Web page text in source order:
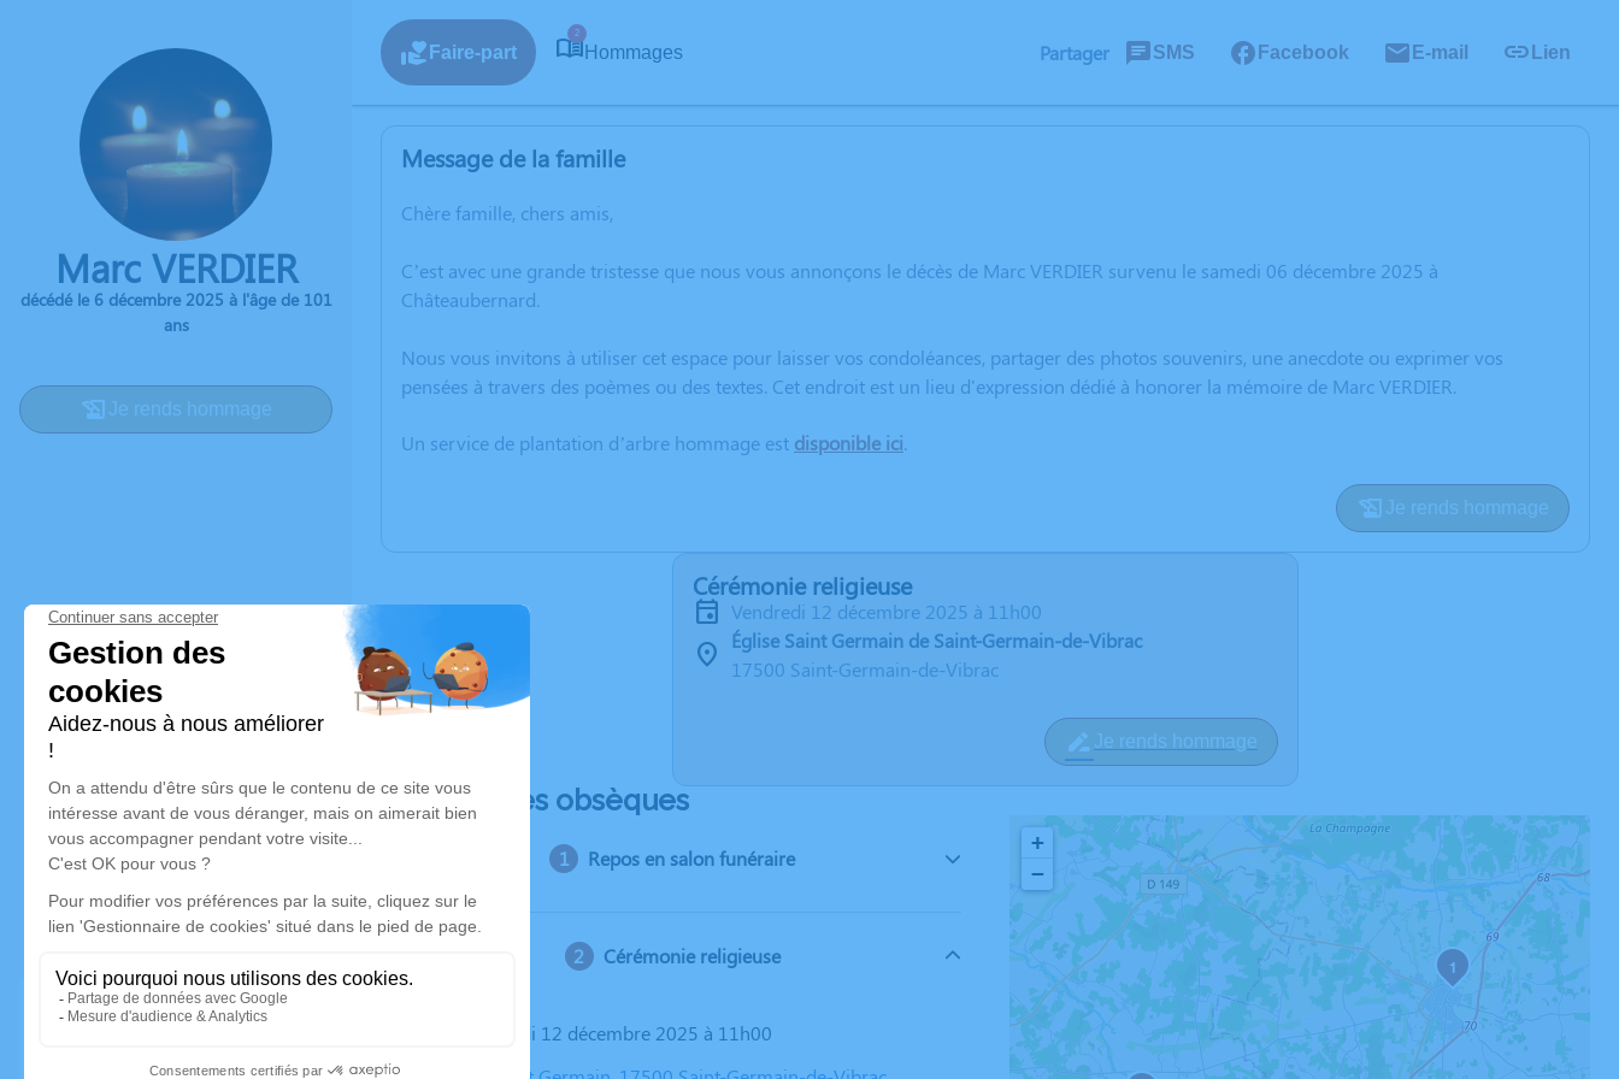
Marc VERDIER
décédé le 6 décembre 2025 à l'âge de 101
ans
Je rends hommage
Faire-part
2
Hommages Partager SMS Facebook E-mail Lien
Message de la famille
Chère famille, chers amis,
C’est avec une grande tristesse que nous vous annonçons le décès de Marc VERDIER survenu le samedi 06 décembre 2025 à
Châteaubernard.
Nous vous invitons à utiliser cet espace pour laisser vos condoléances, partager des photos souvenirs, une anecdote ou exprimer vos
pensées à travers des poèmes ou des textes. Cet endroit est un lieu d'expression dédié à honorer la mémoire de Marc VERDIER.
Un service de plantation d’arbre hommage est disponible ici.
Je rends hommage
Cérémonie religieuse
vendredi 12 décembre 2025 à 11h00
Église Saint Germain de Saint-Germain-de-Vibrac
17500 Saint-Germain-de-Vibrac
Je rends hommage
Déroulé des obsèques
Repos en salon funéraire
Cérémonie religieuse
Le vendredi 12 décembre 2025 à 11h00
1
+
−